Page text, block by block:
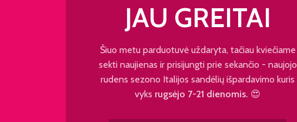
JAU GREITAI
Šiuo metu parduotuvė uždaryta, tačiau kviečiame
sekti naujienas ir prisijungti prie sekančio - naujojo
rudens sezono Italijos sandėlių išpardavimo kuris
vyks rugsėjo 7-21 dienomis. 😍